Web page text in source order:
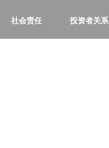
社会责任 投资者关系